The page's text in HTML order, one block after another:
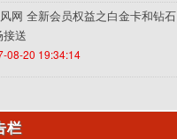
网 全新会员权益之白金卡和钻石
送
08-20 19:34:14
栏